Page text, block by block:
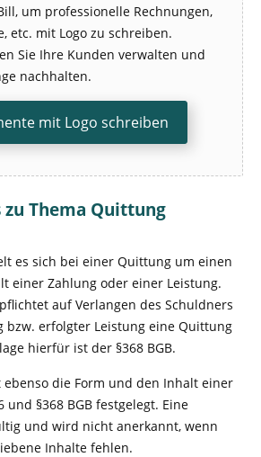
um professionelle Rechnungen,
etc. mit Logo zu schreiben.
Sie Ihre Kunden verwalten und
nachhalten.
mit Logo schreiben
Thema Quittung
es sich bei einer Quittung um einen
einer Zahlung oder einer Leistung.
auf Verlangen des Schuldners
bzw. erfolgter Leistung eine Quittung
hierfür ist der §368 BGB.
ebenso die Form und den Inhalt einer
§368 BGB festgelegt. Eine
und wird nicht anerkannt, wenn
Inhalte fehlen.